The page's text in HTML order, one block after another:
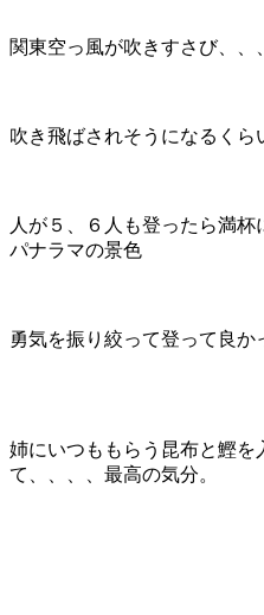
関東空っ風が吹きすさび、、
吹き飛ばされそうになるくら
人が５、６人も登ったら満
パナラマの景色
勇気を振り絞って登って良か
姉にいつももらう昆布と鰹を
て、、、、最高の気分。